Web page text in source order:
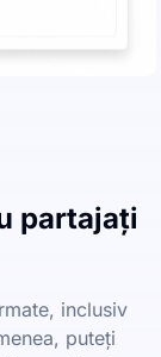
partajați
inclusiv
puteți